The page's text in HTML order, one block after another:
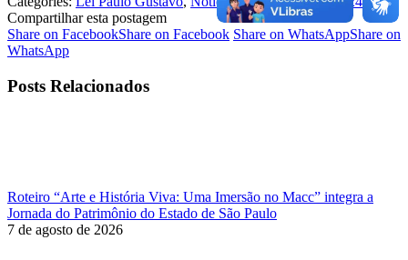
Compartilhar esta postagem
Share on FacebookShare on Facebook Share on WhatsAppShare on
WhatsApp
Posts Relacionados
Roteiro “Arte e História Viva: Uma Imersão no Macc” integra a
Jornada do Patrimônio do Estado de São Paulo
7 de agosto de 2026